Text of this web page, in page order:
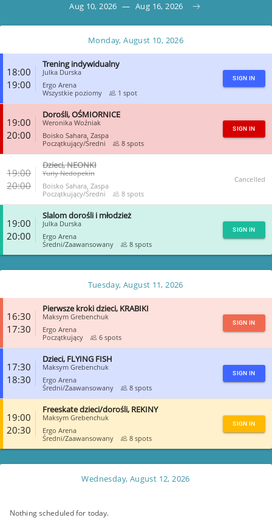
Aug 10, 2026 — Aug 16, 2026
Monday, August 10, 2026
18:00
19:00
Trening indywidualny
Julka Durska
Ergo Arena
Wszystkie poziomy
1 spot
SIGN IN
19:00
20:00
Dorośli, OŚMIORNICE
Weronika Woźniak
Boisko Sahara, Zaspa
Początkujący/Średni
8 spots
SIGN IN
19:00
20:00
Dzieci, NEONKI
Yuriy Nedopekin
Boisko Sahara, Zaspa
Początkujący/Średni
8 spots
Cancelled
19:00
20:00
Slalom dorośli i młodzież
Julka Durska
Ergo Arena
Średni/Zaawansowany
8 spots
SIGN IN
CLOSE
Tuesday, August 11, 2026
16:30
17:30
Pierwsze kroki dzieci, KRABIKI
Maksym Grebenchuk
Ergo Arena
Początkujący
6 spots
SIGN IN
17:30
18:30
Dzieci, FLYING FISH
Maksym Grebenchuk
Ergo Arena
Średni/Zaawansowany
8 spots
SIGN IN
19:00
20:30
Freeskate dzieci/dorośli, REKINY
Maksym Grebenchuk
Ergo Arena
Średni/Zaawansowany
8 spots
SIGN IN
CLOSE
Wednesday, August 12, 2026
Nothing scheduled for today.